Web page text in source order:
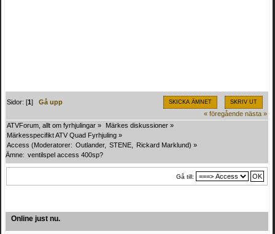
SKICKA ÄMNET SKRIV UT
Sidor: [1]Gå upp
« föregående nästa »
ATVForum, allt om fyrhjulingar » Märkes diskussioner »
Märkesspecifikt ATV Quad Fyrhjuling »
Access (Moderatorer: Outlander, STENE, Rickard Marklund) »
Ämne: ventilspel access 400sp?
Gå till:
Online just nu.